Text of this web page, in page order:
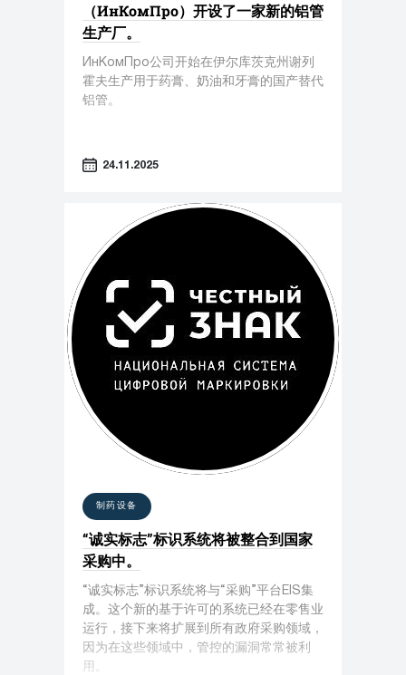
（ИнКомПро）开设了一家新的铝管
生产厂。
ИнКомПро公司开始在伊尔库茨克州谢列
霍夫生产用于药膏、奶油和牙膏的国产替代
铝管。
24.11.2025
制药设备
“诚实标志”标识系统将被整合到国家
采购中。
“诚实标志”标识系统将与“采购”平台EIS集
成。这个新的基于许可的系统已经在零售业
运行，接下来将扩展到所有政府采购领域，
因为在这些领域中，管控的漏洞常常被利
用。